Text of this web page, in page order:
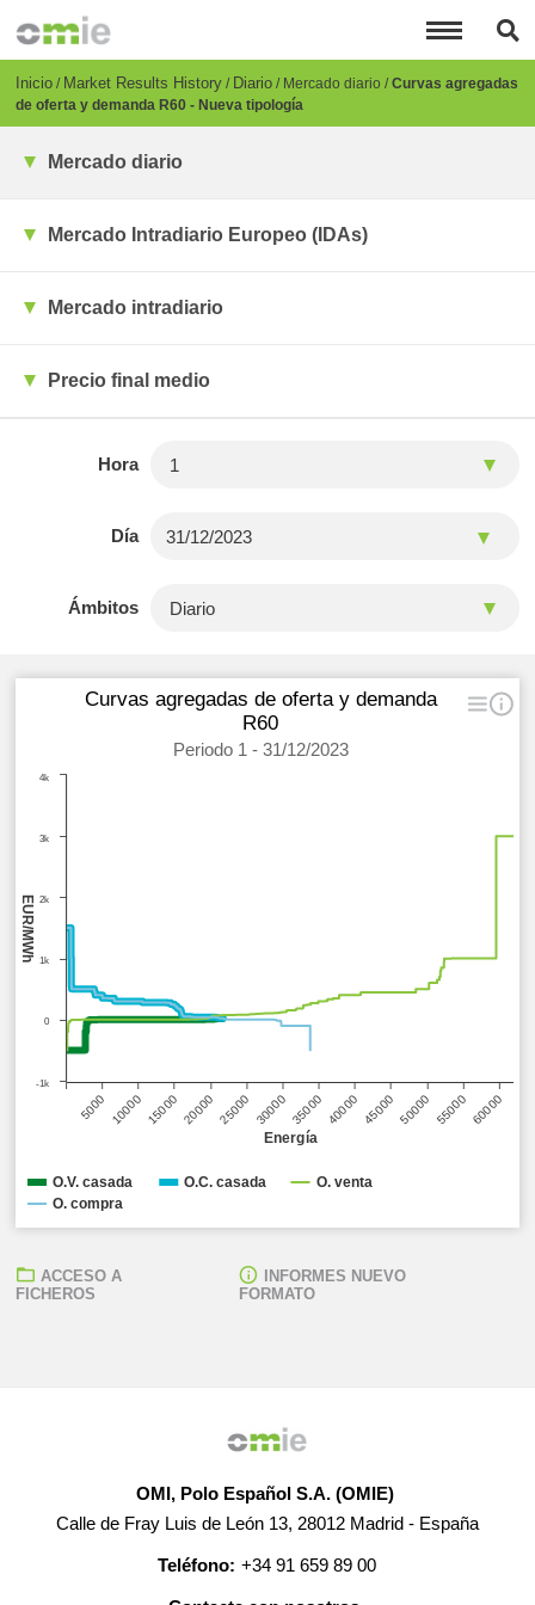
principal
Breadcrumb
Inicio Market Results History Diario Mercado diario Curvas agregadas
de oferta y demanda R60 - Nueva tipología
Mercado diario
Mercado Intradiario Europeo (IDAs)
Mercado intradiario
Precio final medio
Hora
Día
Ámbitos
Energía
EUR/MWh
Curvas agregadas de oferta y demanda
R60
Periodo 1 - 31/12/2023
5000 10000 15000 20000 25000 30000 35000 40000 45000 50000 55000 60000
-1k
0
1k
2k
3k
4k
O.V. casada O.C. casada O. venta
O. compra
ACCESO A
FICHEROS
INFORMES NUEVO
FORMATO
OMI, Polo Español S.A. (OMIE)
Calle de Fray Luis de León 13, 28012 Madrid - España
Teléfono: +34 91 659 89 00